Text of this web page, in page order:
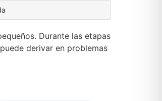
Durante las etapas
derivar en problemas